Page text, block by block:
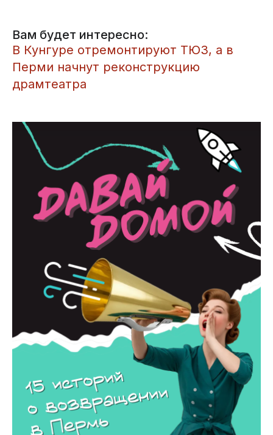
Вам будет интересно:
​В Кунгуре отремонтируют ТЮЗ, а в
Перми начнут реконструкцию
драмтеатра